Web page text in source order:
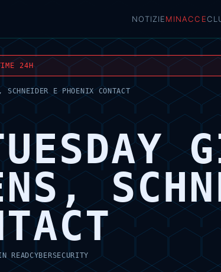
NOTIZIEMINACCE
24H
E PHOENIX CONTACT
READCYBERSECURITY